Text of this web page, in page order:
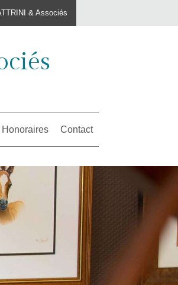
& Associés
Honoraires Contact